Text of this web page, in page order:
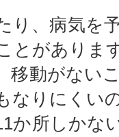
り、病気を
とがありま
移動がない
なりにくい
か所しかな